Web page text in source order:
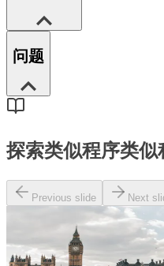
问题
探索类似程序类似
Previous slide Next